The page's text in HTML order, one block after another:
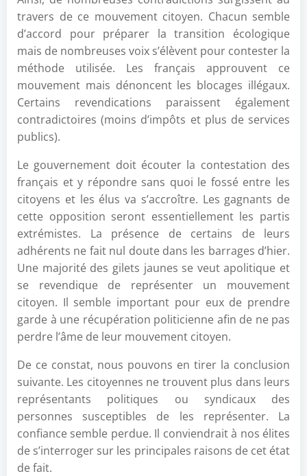
travers de ce mouvement citoyen. Chacun semble
d’accord pour préparer la transition écologique
mais de nombreuses voix s’élèvent pour contester la
méthode utilisée. Les français approuvent ce
mouvement mais dénoncent les blocages illégaux.
Certains revendications paraissent également
contradictoires (moins d’impôts et plus de services
publics).
Le gouvernement doit écouter la contestation des
français et y répondre sans quoi le fossé entre les
citoyens et les élus va s’accroître. Les gagnants de
cette opposition seront essentiellement les partis
extrémistes. La présence de certains de leurs
adhérents ne fait nul doute dans les barrages d’hier.
Une majorité des gilets jaunes se veut apolitique et
se revendique de représenter un mouvement
citoyen. Il semble important pour eux de prendre
garde à une récupération politicienne afin de ne pas
perdre l’âme de leur mouvement citoyen.
De ce constat, nous pouvons en tirer la conclusion
suivante. Les citoyennes ne trouvent plus dans leurs
représentants politiques ou syndicaux des
personnes susceptibles de les représenter. La
confiance semble perdue. Il conviendrait à nos élites
de s’interroger sur les principales raisons de cet état
de fait.